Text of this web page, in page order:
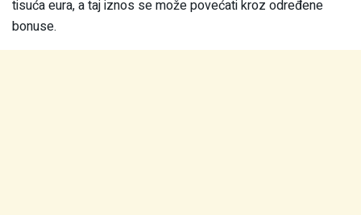
tisuća eura, a taj iznos se može povećati kroz određene
bonuse.